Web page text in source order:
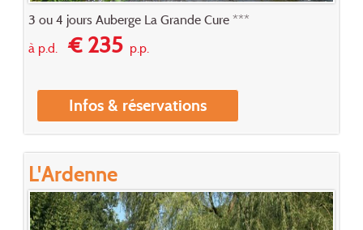
3 ou 4 jours Auberge La Grande Cure ***
à p.d.€ 235p.p.
Infos & réservations
L'Ardenne